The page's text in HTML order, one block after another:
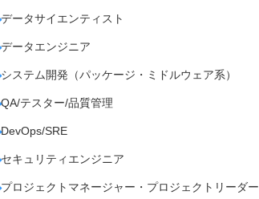
データサイエンティスト
データエンジニア
システム開発（パッケージ・ミドルウェア系）
QA/テスター/品質管理
DevOps/SRE
セキュリティエンジニア
プロジェクトマネージャー・プロジェクトリーダー